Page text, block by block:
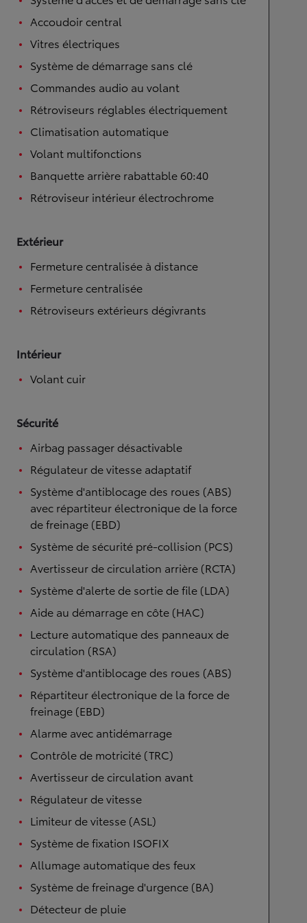
Accoudoir central
Vitres électriques
Système de démarrage sans clé
Commandes audio au volant
Rétroviseurs réglables électriquement
Climatisation automatique
Volant multifonctions
Banquette arrière rabattable 60:40
Rétroviseur intérieur électrochrome
Extérieur
Fermeture centralisée à distance
Fermeture centralisée
Rétroviseurs extérieurs dégivrants
Intérieur
Volant cuir
Sécurité
Airbag passager désactivable
Régulateur de vitesse adaptatif
Système d'antiblocage des roues (ABS)
avec répartiteur électronique de la force
de freinage (EBD)
Système de sécurité pré-collision (PCS)
Avertisseur de circulation arrière (RCTA)
Système d'alerte de sortie de file (LDA)
Aide au démarrage en côte (HAC)
Lecture automatique des panneaux de
circulation (RSA)
Système d'antiblocage des roues (ABS)
Répartiteur électronique de la force de
freinage (EBD)
Alarme avec antidémarrage
Contrôle de motricité (TRC)
Avertisseur de circulation avant
Régulateur de vitesse
Limiteur de vitesse (ASL)
Système de fixation ISOFIX
Allumage automatique des feux
Système de freinage d'urgence (BA)
Détecteur de pluie